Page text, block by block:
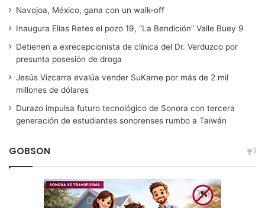
Navojoa, México, gana con un walk-off
Inaugura Elías Retes el pozo 19, “La Bendición” Valle Buey 9
Detienen a exrecepcionista de clínica del Dr. Verduzco por
presunta posesión de droga
Jesús Vizcarra evalúa vender SuKarne por más de 2 mil
millones de dólares
Durazo impulsa futuro tecnológico de Sonora con tercera
generación de estudiantes sonorenses rumbo a Taiwán
GOBSON